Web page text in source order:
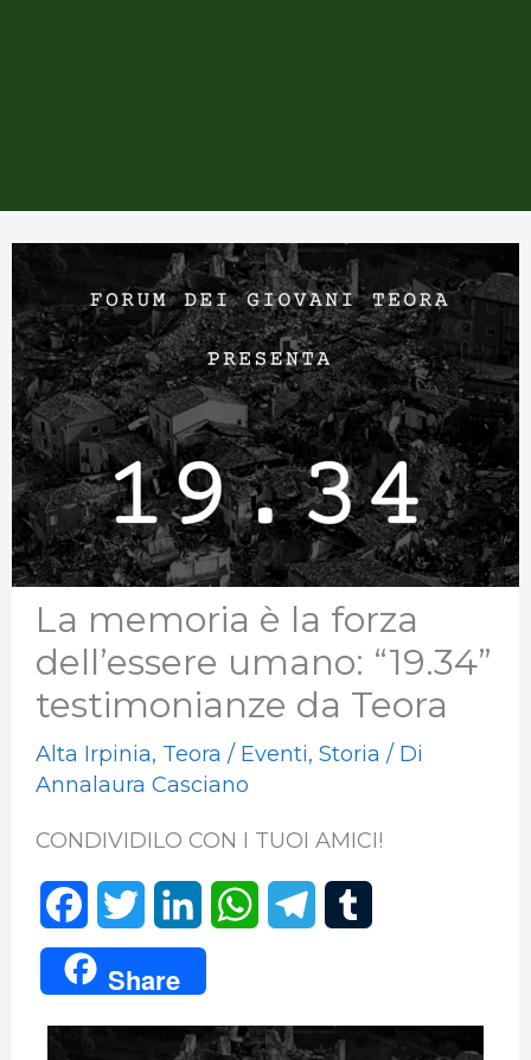
La memoria è la forza
dell’essere umano: “19.34”
testimonianze da Teora
Alta Irpinia, Teora / Eventi, Storia / Di
Annalaura Casciano
CONDIVIDILO CON I TUOI AMICI!
a
c
w
i
i
n
k
W
t e
Share